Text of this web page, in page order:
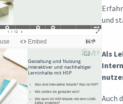
und
Als
Auch